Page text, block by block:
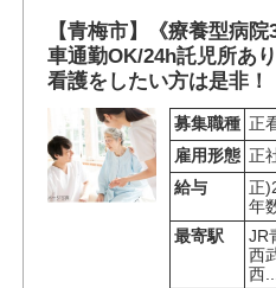
【青梅市】《療養型病
車通勤OK/24h託児所あ
看護をしたい方は是非！
募集職種 正
雇用形態 正
給与
正
年
最寄駅
JR
西
西...